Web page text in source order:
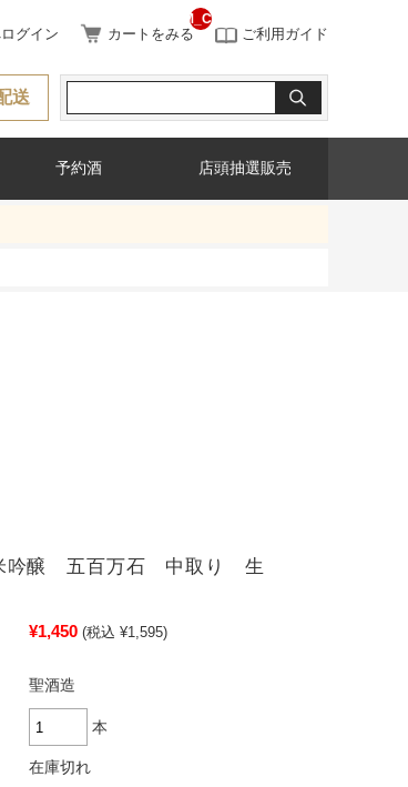
グイン カートをみる
__ITM_CNT__
ご利用ガイド
送
予約酒 店頭抽選販売
吟醸 五百万石 中取り 生
¥1,450 (税込 ¥1,595)
聖酒造
本
在庫切れ